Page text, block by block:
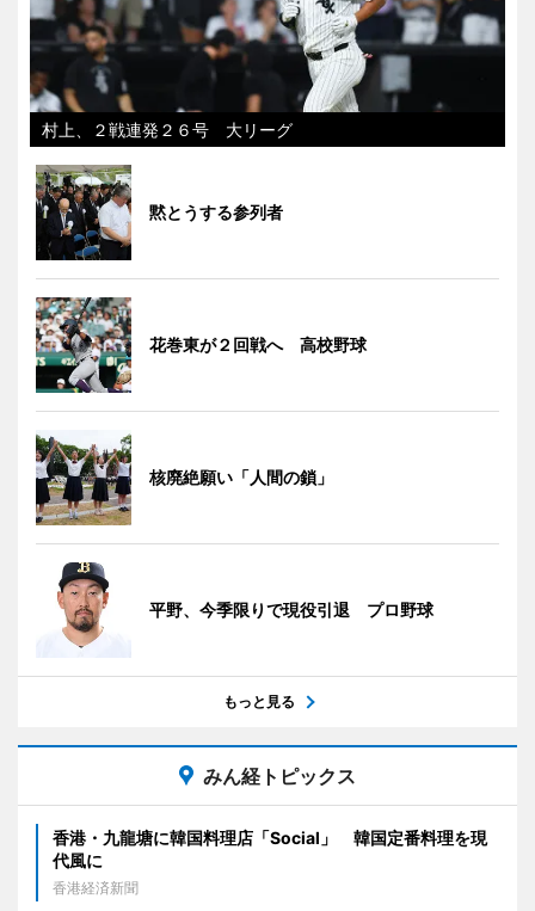
村上、２戦連発２６号 大リーグ
黙とうする参列者
花巻東が２回戦へ 高校野球
核廃絶願い「人間の鎖」
平野、今季限りで現役引退 プロ野球
もっと見る
みん経トピックス
香港・九龍塘に韓国料理店「Social」 韓国定番料理を現
代風に
香港経済新聞